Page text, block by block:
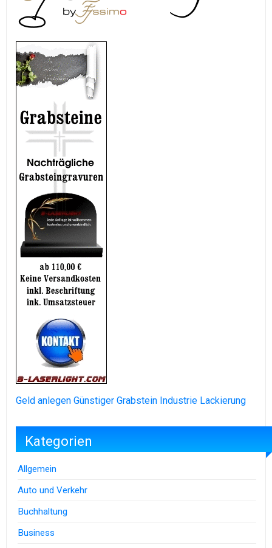
Geld anlegen Günstiger Grabstein Industrie Lackierung
Kategorien
Allgemein
Auto und Verkehr
Buchhaltung
Business